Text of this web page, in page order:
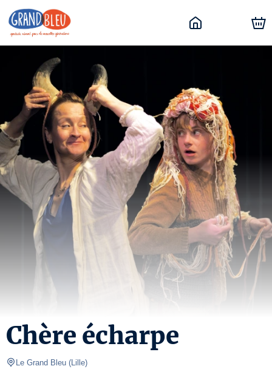
Chère écharpe
Le Grand Bleu (Lille)